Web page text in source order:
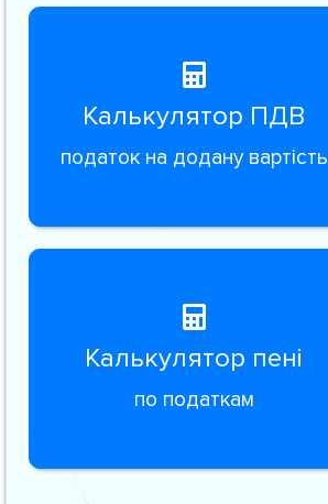
Калькулятор ПДВ
податок на додану вартість
Калькулятор пені
по податкам